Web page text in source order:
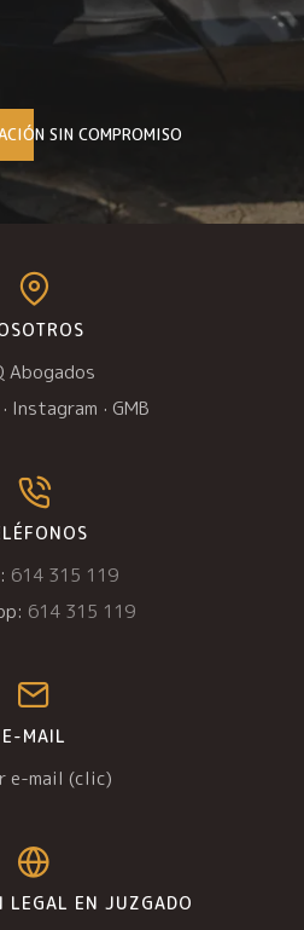
SIN COMPROMISO
Abogados
· Instagram · GMB
614 315 119
614 315 119
E-MAIL
e-mail (clic)
LEGAL EN JUZGADO